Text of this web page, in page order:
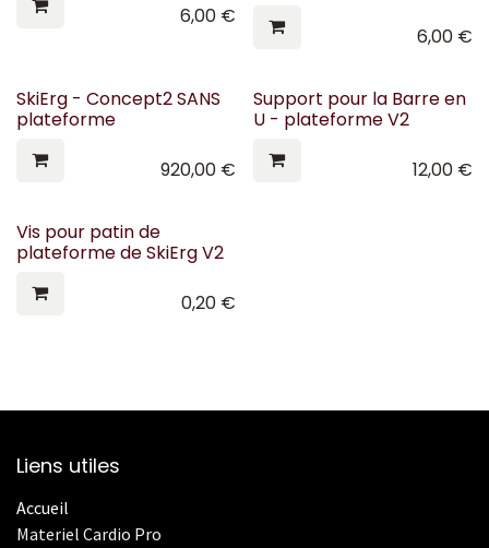
6,00€
6,00€
SkiErg - Concept2 SANS
plateforme
920,00€
Support pour la Barre en
U - plateforme V2
12,00€
Vis pour patin de
plateforme de SkiErg V2
0,20€
Liens utiles
Accueil
Materiel Cardio Pro